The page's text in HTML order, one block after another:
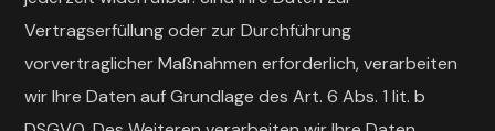
Vertragserfüllung oder zur Durchführung
vorvertraglicher Maßnahmen erforderlich, verarbeiten
wir Ihre Daten auf Grundlage des Art. 6 Abs. 1 lit. b